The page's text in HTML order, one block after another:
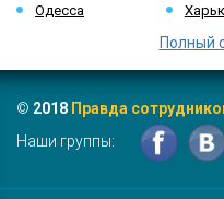
Одесса
Полный
© 2018 Правда
Наши группы: